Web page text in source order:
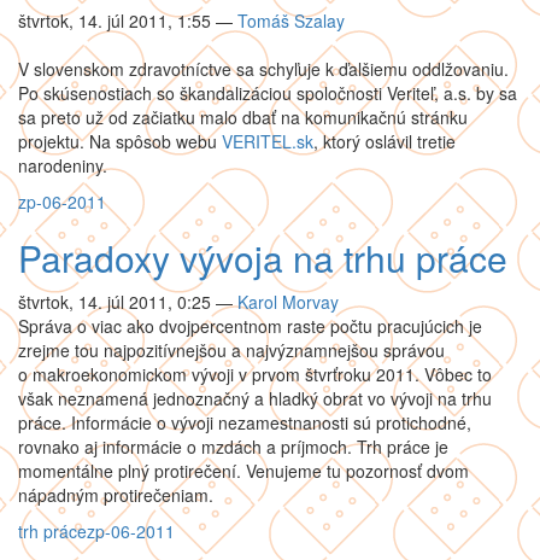
štvrtok, 14. júl 2011, 1:55 — Tomáš Szalay
V slovenskom zdravotníctve sa schyľuje k ďalšiemu oddlžovaniu.
Po skúsenostiach so škandalizáciou spoločnosti Veriteľ, a.s. by sa
sa preto už od začiatku malo dbať na komunikačnú stránku
projektu. Na spôsob webu VERITEL.sk, ktorý oslávil tretie
narodeniny.
zp-06-2011
Paradoxy vývoja na trhu práce
štvrtok, 14. júl 2011, 0:25 — Karol Morvay
Správa o viac ako dvojpercentnom raste počtu pracujúcich je
zrejme tou najpozitívnejšou a najvýznamnejšou správou
o makroekonomickom vývoji v prvom štvrťroku 2011. Vôbec to
však neznamená jednoznačný a hladký obrat vo vývoji na trhu
práce. Informácie o vývoji nezamestnanosti sú protichodné,
rovnako aj informácie o mzdách a príjmoch. Trh práce je
momentálne plný protirečení. Venujeme tu pozornosť dvom
nápadným protirečeniam.
trh prácezp-06-2011